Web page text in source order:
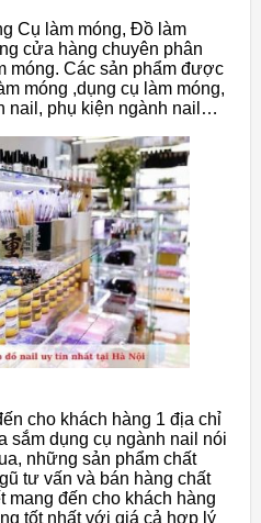
Cụ làm móng, Đồ làm
cửa hàng chuyên phân
móng. Các sản phẩm được
móng ,dụng cụ làm móng,
nail, phụ kiện ngành nail…
cho khách hàng 1 địa chỉ
sắm dụng cụ ngành nail nói
những sản phẩm chất
tư vấn và bán hàng chất
mang đến cho khách hàng
tốt nhất với giá cả hợp lý